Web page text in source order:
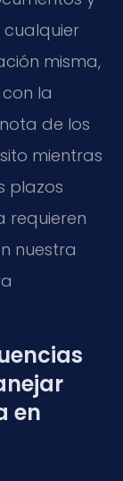
cualquier
misma,
la
de los
mientras
plazos
requieren
nuestra
en